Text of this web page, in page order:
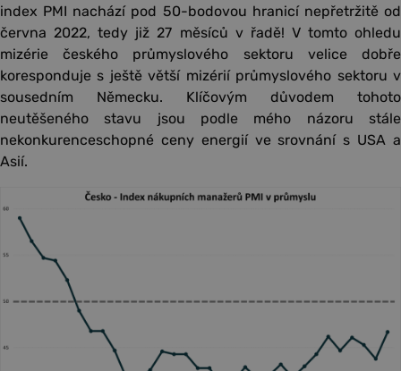
index PMI nachází pod 50-bodovou hranicí nepřetržitě od
června 2022, tedy již 27 měsíců v řadě! V tomto ohledu
mizérie českého průmyslového sektoru velice dobře
koresponduje s ještě větší mizérií průmyslového sektoru v
sousedním Německu. Klíčovým důvodem tohoto
neutěšeného stavu jsou podle mého názoru stále
nekonkurenceschopné ceny energií ve srovnání s USA a
Asií.